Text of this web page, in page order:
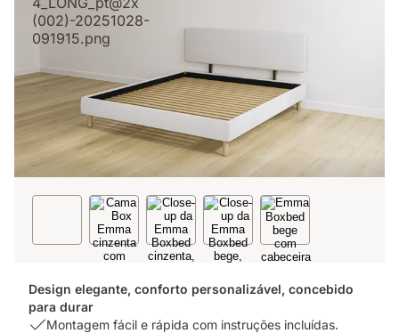
Design elegante, conforto personalizável, concebido
para durar
USPMontagem fácil e rápida com instruções incluídas.